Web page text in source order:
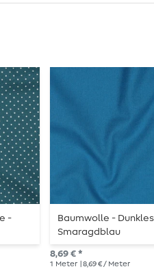
-
Baumwolle - Dunkles
Smaragdblau
8,69 € *
1 Meter | 8,69 € / Meter